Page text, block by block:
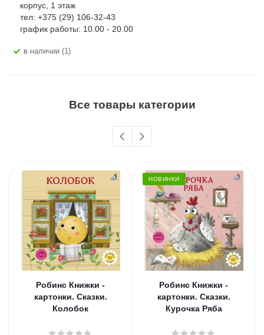
корпус, 1 этаж
тел: +375 (29) 106-32-43
график работы: 10.00 - 20.00
В наличии (1)
Все товары категории
Робинс Книжки -
картонки. Сказки.
Колобок
НОВИНКИ
Робинс Книжки -
картонки. Сказки.
Курочка Ряба